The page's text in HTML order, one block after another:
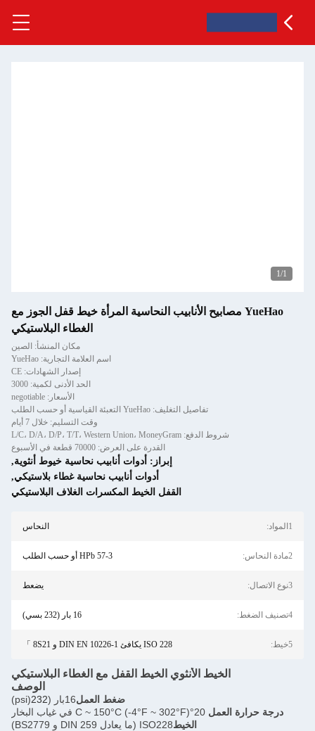
1/1
YueHao مصابيح الأنابيب النحاسية المرأة خيط قفل الجوز مع
الغطاء البلاستيكي
مكان المنشأ: الصين
اسم العلامة التجارية: YueHao
إصدار الشهادات: CE
الحد الأدنى لكمية: 3000
الأسعار: negotiable
تفاصيل التغليف: YueHao التعبئة القياسية أو حسب الطلب
وقت التسليم: خلال 7 أيام
شروط الدفع: L/C، D/A، D/P، T/T، Western Union، MoneyGram
القدرة على العرض: 70000 قطعة في الأسبوع
إبراز: أدوات أنابيب نحاسية خيوط أنثوية,
أدوات أنابيب نحاسية غطاء بلاستيكي,
القفل الخيط المكسرات الغلاف البلاستيكي
1المواد: النحاس
2مادة النحاس: HPb 57-3 أو حسب الطلب
3نوع الاتصال: يضعط
4تصنيف الضغط: 16 بار (232 بسي)
5خيط: ISO 228 يكافئ DIN EN 10226-1 و 8S21 」
الخيط الأنثوي الخيط القفل مع الغطاء البلاستيكي
الوصف
ضغط العمل16بار ( 232
(psi)
درجة حرارة العمل 20°C ~ 150°C (-4°F ~ 302°F) في غياب البخار
الخيطISO228 (ما يعادل DIN 259 و BS2779)